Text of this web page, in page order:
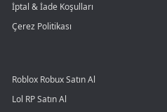
İptal & İade Koşulları
Çerez Politikası
Roblox Robux Satın Al
Lol RP Satın Al